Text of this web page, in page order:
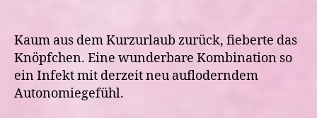
Kaum aus dem Kurzurlaub zurück, fieberte das
Knöpfchen. Eine wunderbare Kombination so
ein Infekt mit derzeit neu aufloderndem
Autonomiegefühl.